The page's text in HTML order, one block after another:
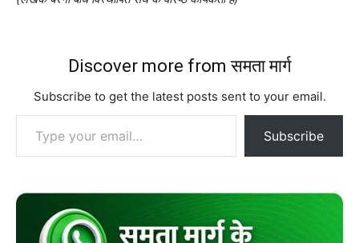
Discover more from समता मार्ग
Subscribe to get the latest posts sent to your email.
Type your email…
Subscribe